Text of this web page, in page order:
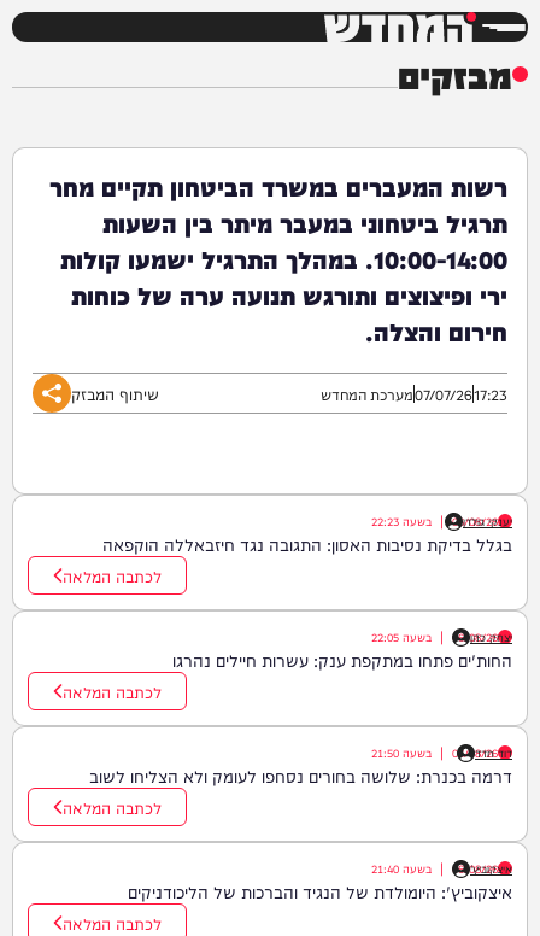
המחדש
מבזקים
רשות המעברים במשרד הביטחון תקיים מחר
תרגיל ביטחוני במעבר מיתר בין השעות
10:00-14:00. במהלך התרגיל ישמעו קולות
ירי ופיצוצים ותורגש תנועה ערה של כוחות
חירום והצלה.
17:23
07/07/26מערכת המחדש שיתוף המבזק
יענקי גולדן
06/08/26
| בשעה 22:23
בגלל בדיקת נסיבות האסון: התגובה נגד חיזבאללה הוקפאה
לכתבה המלאה
יצחק כהן
06/08/26
| בשעה 22:05
החות'ים פתחו במתקפת ענק: עשרות חיילים נהרגו
לכתבה המלאה
דוד חדד
06/08/26
| בשעה 21:50
דרמה בכנרת: שלושה בחורים נסחפו לעומק ולא הצליחו לשוב
לכתבה המלאה
איצקוביץ'
06/08/26
| בשעה 21:40
איצקוביץ': היומולדת של הנגיד והברכות של הליכודניקים
לכתבה המלאה